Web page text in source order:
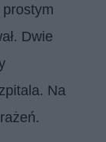
Dwie
Na